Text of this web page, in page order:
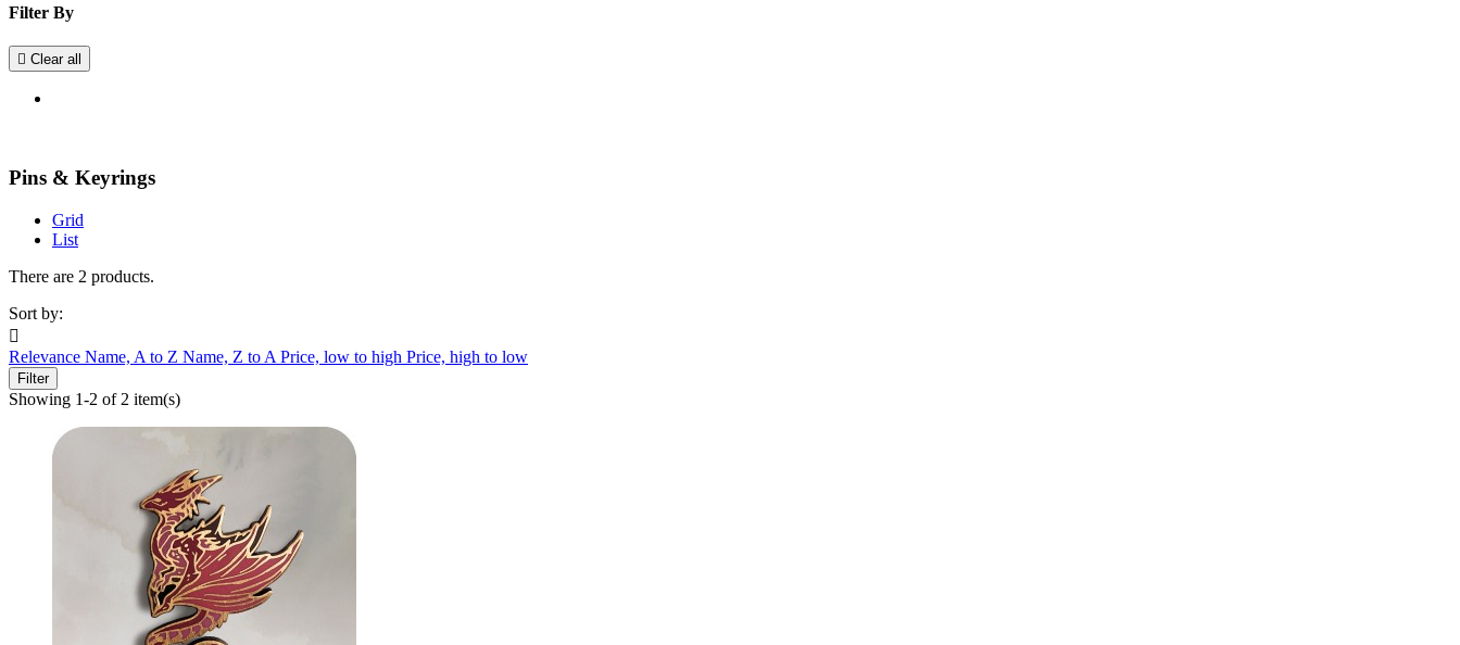
Filter By
 Clear all
Pins & Keyrings
Grid
List
There are 2 products.
Sort by:

Relevance Name, A to Z Name, Z to A Price, low to high Price, high to low
Filter
Showing 1-2 of 2 item(s)